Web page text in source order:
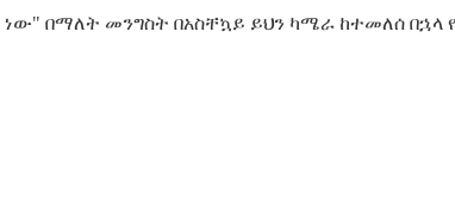
ነው" በማለት መንግስት በአስቸኳይ ይህን ካሜራ ከተመለሰ